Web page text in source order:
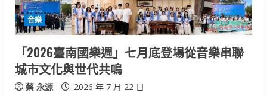
d
i
n
音樂
「2026臺南國樂週」七月底登場從音樂串聯
城市文化與世代共鳴
蔡 永源 2026 年 7 月 22 日